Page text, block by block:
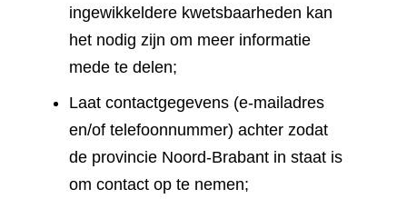
ingewikkeldere kwetsbaarheden kan
het nodig zijn om meer informatie
mede te delen;
Laat contactgegevens (e-mailadres
en/of telefoonnummer) achter zodat
de provincie Noord-Brabant in staat is
om contact op te nemen;